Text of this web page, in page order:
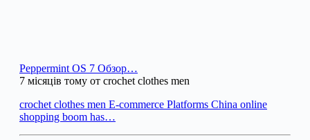
Peppermint OS 7 Обзор…
7 місяців тому от crochet clothes men
crochet clothes men E-commerce Platforms China online
shopping boom has…